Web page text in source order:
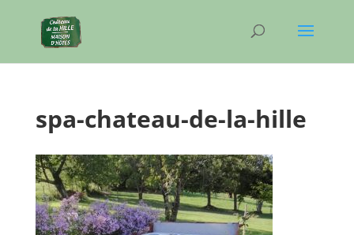
spa-chateau-de-la-hille